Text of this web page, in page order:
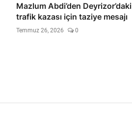
Mazlum Abdi’den Deyrizor’daki
trafik kazası için taziye mesajı
Temmuz 26, 2026 0